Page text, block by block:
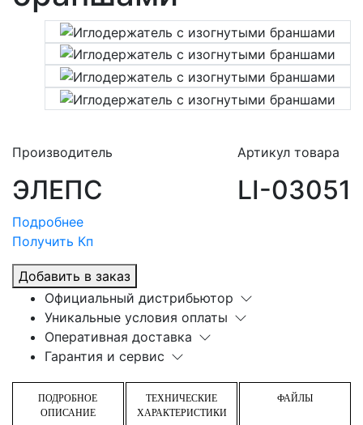
Производитель
ЭЛЕПС
Артикул товара
LI-03051
Подробнее
Получить Кп
Добавить в заказ
Официальный дистрибьютор
Уникальные условия оплаты
Оперативная доставка
Гарантия и сервис
ПОДРОБНОЕ
ОПИСАНИЕ
ТЕХНИЧЕСКИЕ
ХАРАКТЕРИСТИКИ
ФАЙЛЫ